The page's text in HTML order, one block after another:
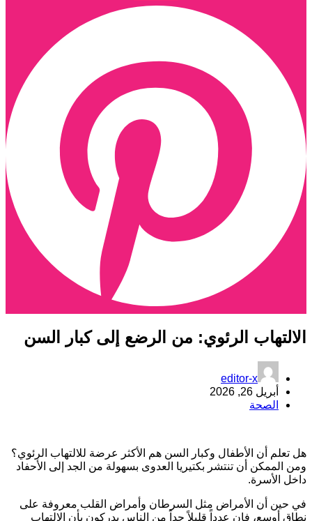
الرئوي: من الرضع إلى كبار السن
editor-x
أبريل 26, 2026
الصحة
تعلم أن الأطفال وكبار السن هم الأكثر عرضة للالتهاب الرئوي؟
الممكن أن تنتشر بكتيريا العدوى بسهولة من الجد إلى الأحفاد
الأسرة.
حين أن الأمراض مثل السرطان وأمراض القلب معروفة على
أوسع، فإن عدداً قليلاً جداً من الناس يدركون بأن الالتهاب